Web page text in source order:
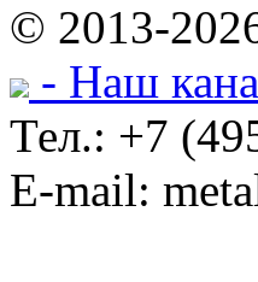
© 2013-
- Наш
Тел.: +7
E-mail: